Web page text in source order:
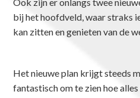
bij het hoofdveld, waar straks
kan zitten en genieten van de
Het nieuwe plan krijgt steeds
fantastisch om te zien hoe